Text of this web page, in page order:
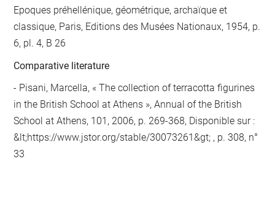
Epoques préhellénique, géométrique, archaïque et
classique, Paris, Editions des Musées Nationaux, 1954, p.
6, pl. 4, B 26
Comparative literature
- Pisani, Marcella, « The collection of terracotta figurines
in the British School at Athens », Annual of the British
School at Athens, 101, 2006, p. 269-368, Disponible sur :
&lt;https://www.jstor.org/stable/30073261&gt; , p. 308, n°
33